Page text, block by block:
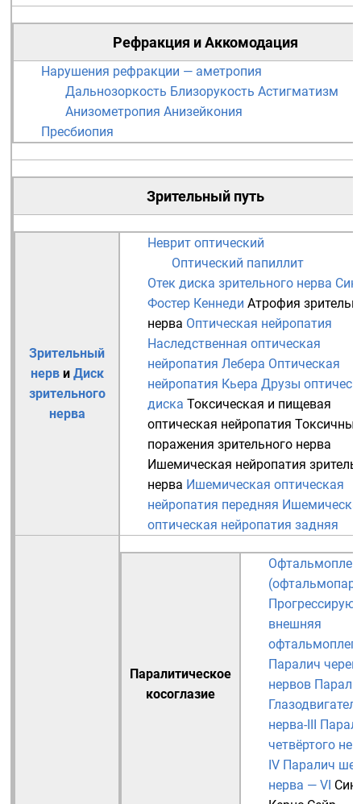
Рефракция иАккомодация
Нарушения рефракции — аметропия
Дальнозоркость Близорукость Астигматизм
Анизометропия Анизейкония
Пресбиопия
Зрительный путь
Зрительный
нерви Диск
зрительного
нерва
Неврит оптический
Оптический папиллит
Отек диска зрительного нерва
Фостер Кеннеди Атрофия
нерва Оптическая нейропатия
Наследственная оптическая
нейропатия Лебера Оптическая
нейропатия Кьера Друзы
диска Токсическая и пищевая
оптическая нейропатия Токсичные
поражения зрительного нерва
Ишемическая нейропатия
нерва Ишемическая оптическая
нейропатия передняя
оптическая нейропатия задняя
Паралитическое
косоглазие
внешняя
Паралич
нервов
нерва-III
четвёртого
IV Паралич
нерва — VI